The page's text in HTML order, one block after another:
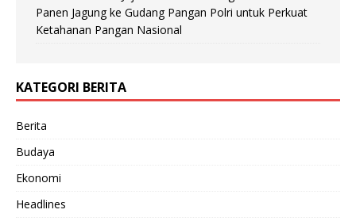
Panen Jagung ke Gudang Pangan Polri untuk Perkuat
Ketahanan Pangan Nasional
KATEGORI BERITA
Berita
Budaya
Ekonomi
Headlines